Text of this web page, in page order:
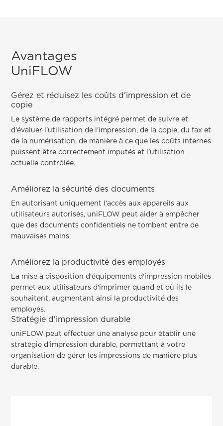
Avantages
UniFLOW
Gérez et réduisez les coûts d'impression et de
copie
Le système de rapports intégré permet de suivre et
d'évaluer l'utilisation de l'impression, de la copie, du fax et
de la numérisation, de manière à ce que les coûts internes
puissent être correctement imputés et l'utilisation
actuelle contrôlée.
Améliorez la sécurité des documents
En autorisant uniquement l'accès aux appareils aux
utilisateurs autorisés, uniFLOW peut aider à empêcher
que des documents confidentiels ne tombent entre de
mauvaises mains.
Améliorez la productivité des employés
La mise à disposition d'équipements d'impression mobiles
permet aux utilisateurs d'imprimer quand et où ils le
souhaitent, augmentant ainsi la productivité des
employés.
Stratégie d'impression durable
uniFLOW peut effectuer une analyse pour établir une
stratégie d'impression durable, permettant à votre
organisation de gérer les impressions de manière plus
durable.